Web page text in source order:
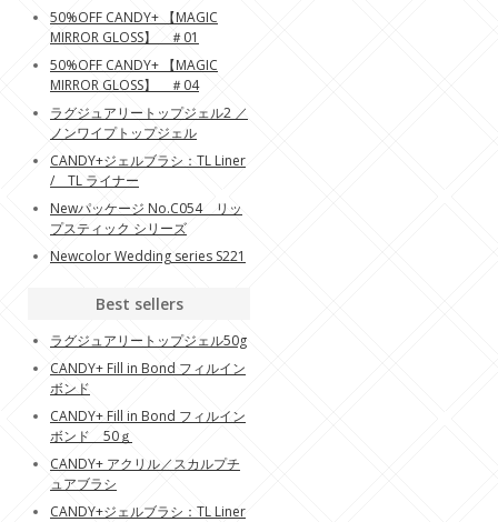
50%OFF CANDY+ 【MAGIC
MIRROR GLOSS】 ＃01
50%OFF CANDY+ 【MAGIC
MIRROR GLOSS】 ＃04
ラグジュアリートップジェル2 ／
ノンワイプトップジェル
CANDY+ジェルブラシ：TL Liner
/ TL ライナー
Newパッケージ No.C054 リッ
プスティック シリーズ
Newcolor Wedding series S221
Best sellers
ラグジュアリートップジェル50g
CANDY+ Fill in Bond フィルイン
ボンド
CANDY+ Fill in Bond フィルイン
ボンド 50ｇ
CANDY+ アクリル／スカルプチ
ュアブラシ
CANDY+ジェルブラシ：TL Liner